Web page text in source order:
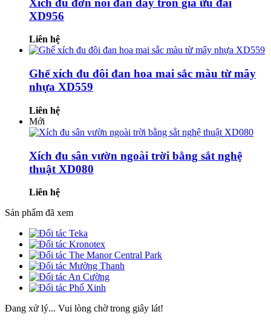
XD956
Liên hệ
Ghế xích đu đôi đan hoa mai sắc màu từ mây
nhựa XD559
Liên hệ
Mới
Xích đu sân vườn ngoài trời bằng sắt nghệ
thuật XD080
Liên hệ
Sản phẩm đã xem
Đang xử lý... Vui lòng chờ trong giây lát!